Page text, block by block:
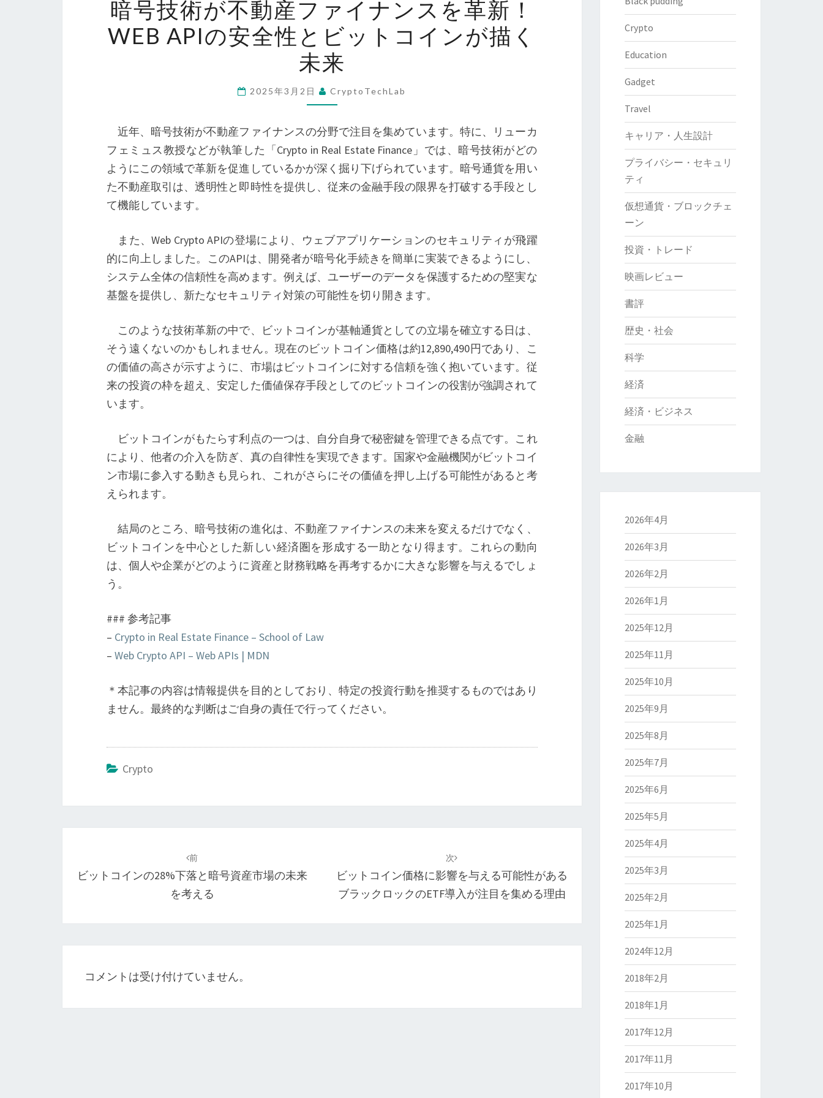
号
技
術
が
不
動
フ
ァ
イ
ナ
を
革
新！
WEB
API
全
ビ
ッ
ト
ン
が
描
暗号技術が不動産ファイナンスを革新！
WEB APIの安全性とビットコインが描く
未来
2025年3月2日 CryptoTechLab
近年、暗号技術が不動産ファイナンスの分野で注目を集めています。特に、リューカ
フェミュス教授などが執筆した「Crypto in Real Estate Finance」では、暗号技術がどの
ようにこの領域で革新を促進しているかが深く掘り下げられています。暗号通貨を用い
た不動産取引は、透明性と即時性を提供し、従来の金融手段の限界を打破する手段とし
て機能しています。
また、Web Crypto APIの登場により、ウェブアプリケーションのセキュリティが飛躍
的に向上しました。このAPIは、開発者が暗号化手続きを簡単に実装できるようにし、
システム全体の信頼性を高めます。例えば、ユーザーのデータを保護するための堅実な
基盤を提供し、新たなセキュリティ対策の可能性を切り開きます。
このような技術革新の中で、ビットコインが基軸通貨としての立場を確立する日は、
そう遠くないのかもしれません。現在のビットコイン価格は約12,890,490円であり、こ
の価値の高さが示すように、市場はビットコインに対する信頼を強く抱いています。従
来の投資の枠を超え、安定した価値保存手段としてのビットコインの役割が強調されて
います。
ビットコインがもたらす利点の一つは、自分自身で秘密鍵を管理できる点です。これ
により、他者の介入を防ぎ、真の自律性を実現できます。国家や金融機関がビットコイ
ン市場に参入する動きも見られ、これがさらにその価値を押し上げる可能性があると考
えられます。
結局のところ、暗号技術の進化は、不動産ファイナンスの未来を変えるだけでなく、
ビットコインを中心とした新しい経済圏を形成する一助となり得ます。これらの動向
は、個人や企業がどのように資産と財務戦略を再考するかに大きな影響を与えるでしょ
う。
### 参考記事
– Crypto in Real Estate Finance – School of Law
– Web Crypto API – Web APIs | MDN
＊本記事の内容は情報提供を目的としており、特定の投資行動を推奨するものではあり
ません。最終的な判断はご自身の責任で行ってください。
Crypto
ナ
ゲ
ー
ン
前
ビットコインの28%下落と暗号資産市場の未来
を考える
次
ビットコイン価格に影響を与える可能性がある
ブラックロックのETF導入が注目を集める理由
コメントは受け付けていません。
Crypto
Education
Gadget
Travel
キャリア・人生設計
プライバシー・セキュリ
ティ
仮想通貨・ブロックチェ
ーン
投資・トレード
映画レビュー
書評
歴史・社会
科学
経済
経済・ビジネス
金融
2026年4月
2026年3月
2026年2月
2026年1月
2025年12月
2025年11月
2025年10月
2025年9月
2025年8月
2025年7月
2025年6月
2025年5月
2025年4月
2025年3月
2025年2月
2025年1月
2024年12月
2018年2月
2018年1月
2017年12月
2017年11月
2017年10月